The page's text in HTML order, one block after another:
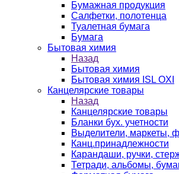
Бумажная продукция
Салфетки, полотенца
Туалетная бумага
Бумага
Бытовая химия
Назад
Бытовая химия
Бытовая химия ISL OXI
Канцелярские товары
Назад
Канцелярские товары
Бланки бух. учетности
Выделители, маркеты,
Канц.принадлежности
Карандаши, ручки,
Тетради, альбомы,